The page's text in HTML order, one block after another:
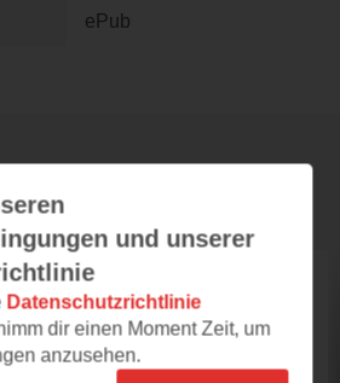
ePub
– 11:56
und unserer
Datenschutzrichtlinie
dir einen Moment Zeit, um
anzusehen.